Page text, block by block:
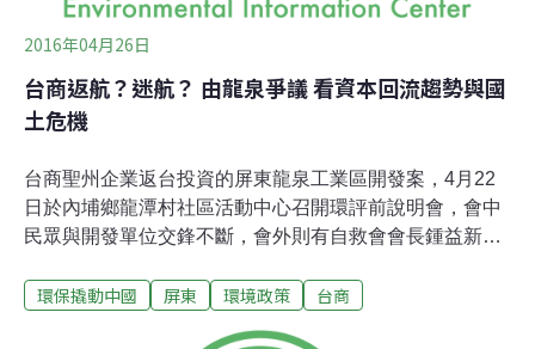
2016年04月26日
台商返航？迷航？ 由龍泉爭議 看資本回流趨勢與國
土危機
台商聖州企業返台投資的屏東龍泉工業區開發案，4月22
日於內埔鄉龍潭村社區活動中心召開環評前說明會，會中
民眾與開發單位交鋒不斷，會外則有自救會會長鍾益新率
居民互嗆、場面難堪不歡而散。自救會於說明會外宣示保
環保撬動中國 屏東 環境政策 台商